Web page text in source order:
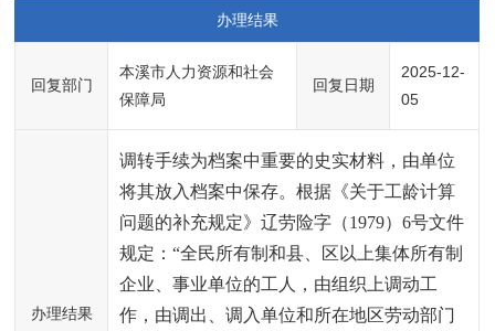
办理结果
回复部门
本溪市人力资源和社会
保障局
回复日期
2025-12-
05
办理结果
调转手续为档案中重要的史实材料，由单位
将其放入档案中保存。根据《关于工龄计算
问题的补充规定》辽劳险字（1979）6号文件
规定：“全民所有制和县、区以上集体所有制
企业、事业单位的工人，由组织上调动工
作，由调出、调入单位和所在地区劳动部门